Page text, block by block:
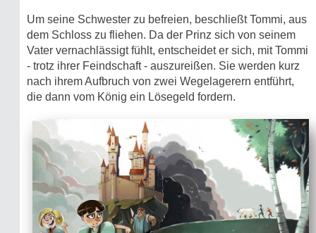
Um seine Schwester zu befreien, beschließt Tommi, aus
dem Schloss zu fliehen. Da der Prinz sich von seinem
Vater vernachlässigt fühlt, entscheidet er sich, mit Tommi
- trotz ihrer Feindschaft - auszureißen. Sie werden kurz
nach ihrem Aufbruch von zwei Wegelagerern entführt,
die dann vom König ein Lösegeld fordern.